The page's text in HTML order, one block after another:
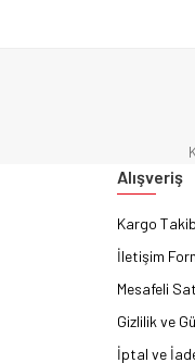
Alışveriş
Kargo
İletişim
Mesafeli
Gizlilik ve
İptal ve